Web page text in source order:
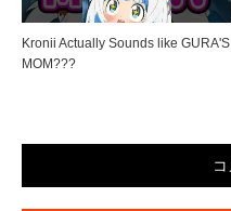
Kronii Actually Sounds like GURA'S
MOM???